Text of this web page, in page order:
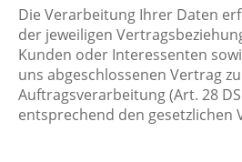
Die Verarbeitung Ihrer Daten
der jeweiligen
Kunden oder Interessenten
uns abgeschlossenen Vertrag
Auftragsverarbeitung (Art. 28
entsprechend den gesetzlichen